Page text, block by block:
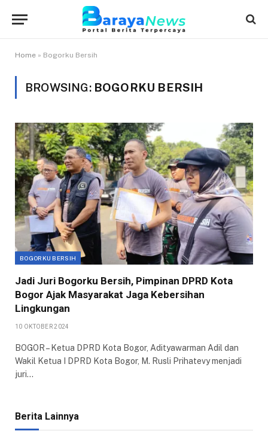
Home » Bogorku Bersih
BROWSING: BOGORKU BERSIH
BOGORKU BERSIH
Jadi Juri Bogorku Bersih, Pimpinan DPRD Kota
Bogor Ajak Masyarakat Jaga Kebersihan
Lingkungan
10 OKTOBER 2024
BOGOR – Ketua DPRD Kota Bogor, Adityawarman Adil dan
Wakil Ketua I DPRD Kota Bogor, M. Rusli Prihatevy menjadi
juri…
Berita Lainnya